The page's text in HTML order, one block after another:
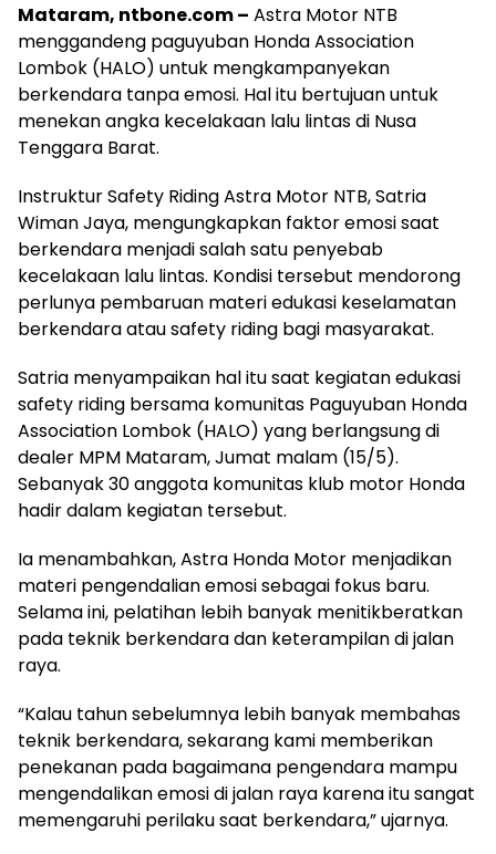
Mataram, ntbone.com – Astra Motor NTB
menggandeng paguyuban Honda Association
Lombok (HALO) untuk mengkampanyekan
berkendara tanpa emosi. Hal itu bertujuan untuk
menekan angka kecelakaan lalu lintas di Nusa
Tenggara Barat.
Instruktur Safety RidingAstra Motor NTB, Satria
Wiman Jaya, mengungkapkan faktor emosi saat
berkendara menjadi salah satu penyebab
kecelakaan lalu lintas. Kondisi tersebut mendorong
perlunya pembaruan materi edukasi keselamatan
berkendara atau safety riding bagi masyarakat.
Satria menyampaikan hal itu saat kegiatan edukasi
safety riding bersama komunitas Paguyuban Honda
Association Lombok (HALO) yang berlangsung di
dealer MPM Mataram, Jumat malam (15/5).
Sebanyak 30 anggota komunitas klub motor Honda
hadir dalam kegiatan tersebut.
Ia menambahkan, Astra Honda Motor menjadikan
materi pengendalian emosi sebagai fokus baru.
Selama ini, pelatihan lebih banyak menitikberatkan
pada teknik berkendara dan keterampilan di jalan
raya.
“Kalau tahun sebelumnya lebih banyak membahas
teknik berkendara, sekarang kami memberikan
penekanan pada bagaimana pengendara mampu
mengendalikan emosi di jalan raya karena itu sangat
memengaruhi perilaku saat berkendara,” ujarnya.